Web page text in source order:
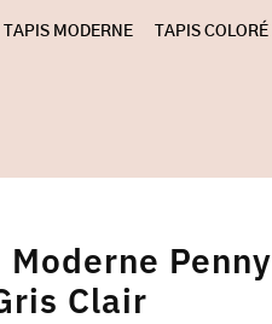
TAPIS MODERNE TAPIS COLORÉ
Moderne Penny
Clair